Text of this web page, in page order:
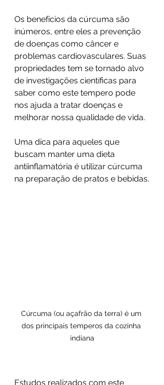
Os benefícios da cúrcuma são
inúmeros, entre eles a prevenção
de doenças como câncer e
problemas cardiovasculares. Suas
propriedades tem se tornado alvo
de investigações científicas para
saber como este tempero pode
nos ajuda a tratar doenças e
melhorar nossa qualidade de vida.
Uma dica para aqueles que
buscam manter uma dieta
antiinflamatória é utilizar cúrcuma
na preparação de pratos e bebidas.
Cúrcuma (ou açafrão da terra) é um
dos principais temperos da cozinha
indiana
Estudos realizados com este